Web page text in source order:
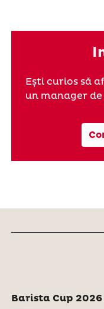
Ești curios să
un manager
Barista Cup 2026